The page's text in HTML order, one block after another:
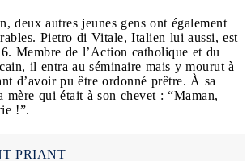
deux autres jeunes gens ont également
Pietro di Vitale, Italien lui aussi, est
Membre de l’Action catholique et du
il entra au séminaire mais y mourut à
d’avoir pu être ordonné prêtre. À sa
mère qui était à son chevet : “Maman,
!”.